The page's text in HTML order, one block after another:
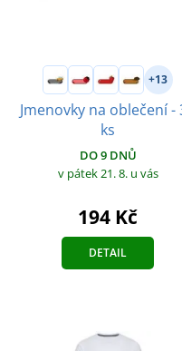
+13
Jmenovky na oblečení -
ks
DO 9 DNŮ
v pátek 21. 8. u vás
194 Kč
DETAIL